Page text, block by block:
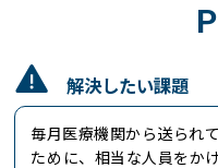
解決したい課題
毎月医療機関から送られ
ために、相当な人員をか